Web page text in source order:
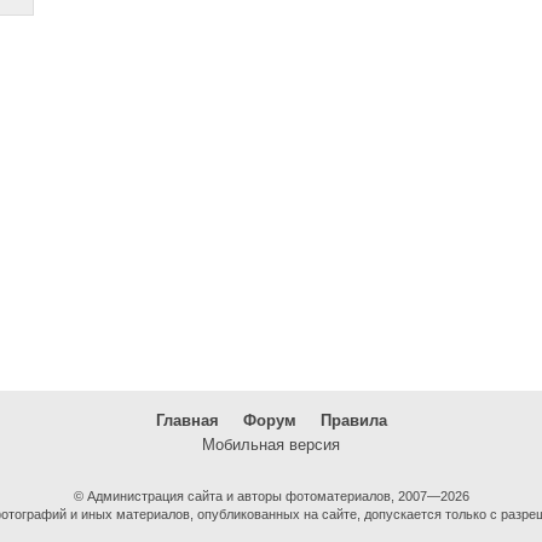
Главная Форум
Правила
Мобильная версия
© Администрация сайта и авторы фотоматериалов, 2007—2026
и иных материалов, опубликованных на сайте, допускается только с